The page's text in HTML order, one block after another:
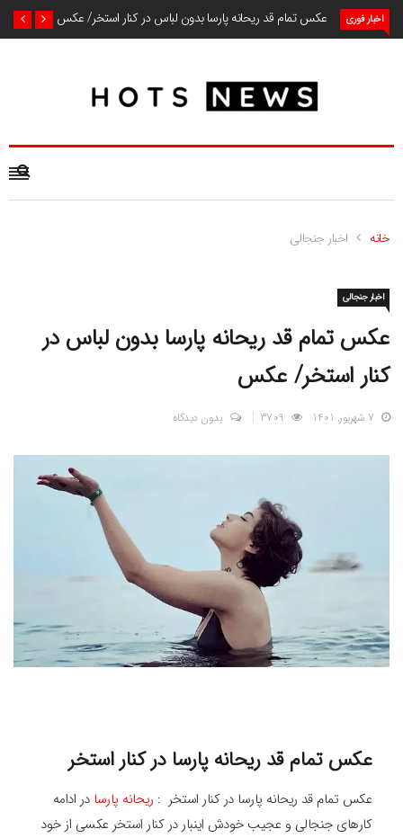
اخبار فوری عکس تمام قد ریحانه پارسا بدون لباس در کنار استخر/ عکس
خانه اخبار جنجالی
اخبار جنجالی
عکس تمام قد ریحانه پارسا بدون لباس در
کنار استخر/ عکس
7 شهریور, 1401 بدون دیدگاه
عکس تمام قد ریحانه پارسا در کنار استخر
عکس تمام قد ریحانه پارسا در کنار استخر : ریحانه پارسا در ادامه
کارهای جنجالی و عجیب خودش اینبار در کنار استخر عکسی از خود